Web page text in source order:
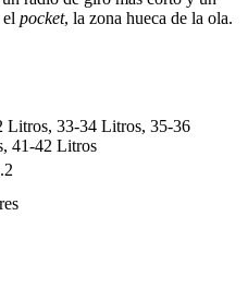
pocket, la zona hueca de la ola.
Litros, 33-34 Litros, 35-36
, 41-42 Litros